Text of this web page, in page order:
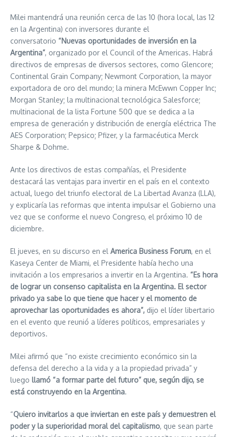
Milei mantendrá una reunión cerca de las 10 (hora local, las 12
en la Argentina) con inversores durante el
conversatorio “Nuevas oportunidades de inversión en la
Argentina”, organizado por el Council of the Americas. Habrá
directivos de empresas de diversos sectores, como Glencore;
Continental Grain Company; Newmont Corporation, la mayor
exportadora de oro del mundo; la minera McEwwn Copper Inc;
Morgan Stanley; la multinacional tecnológica Salesforce;
multinacional de la lista Fortune 500 que se dedica a la
empresa de generación y distribución de energía eléctrica The
AES Corporation; Pepsico; Pfizer, y la farmacéutica Merck
Sharpe & Dohme.
Ante los directivos de estas compañías, el Presidente
destacará las ventajas para invertir en el país en el contexto
actual, luego del triunfo electoral de La Libertad Avanza (LLA),
y explicaría las reformas que intenta impulsar el Gobierno una
vez que se conforme el nuevo Congreso, el próximo 10 de
diciembre.
El jueves, en su discurso en el America Business Forum, en el
Kaseya Center de Miami, el Presidente había hecho una
invitación a los empresarios a invertir en la Argentina. “Es hora
de lograr un consenso capitalista en la Argentina. El sector
privado ya sabe lo que tiene que hacer y el momento de
aprovechar las oportunidades es ahora”, dijo el líder libertario
en el evento que reunió a líderes políticos, empresariales y
deportivos.
Milei afirmó que “no existe crecimiento económico sin la
defensa del derecho a la vida y a la propiedad privada” y
luego llamó “a formar parte del futuro” que, según dijo, se
está construyendo en la Argentina.
“Quiero invitarlos a que inviertan en este país y demuestren el
poder y la superioridad moral del capitalismo, que sean parte